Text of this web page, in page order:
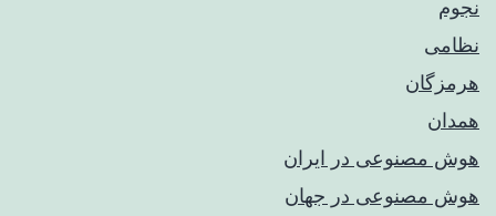
نجوم
نظامی
هرمزگان
همدان
هوش مصنوعی در ایران
هوش مصنوعی در جهان